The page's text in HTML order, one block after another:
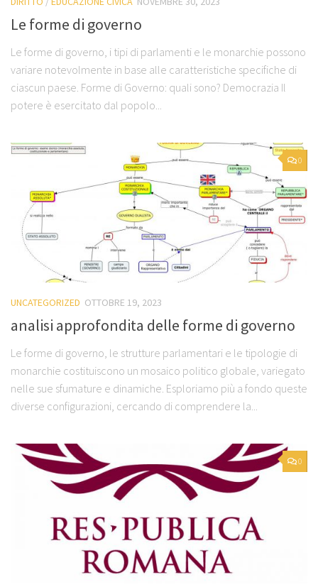
Le forme di governo
Le forme di governo, i tipi di parlamenti e le monarchie possono
variare notevolmente in base alle caratteristiche specifiche di
ciascun paese. Forme di Governo: quali sono? Democrazia Il
potere è esercitato dal popolo...
0
UNCATEGORIZED OTTOBRE 19, 2023
analisi approfondita delle forme di governo
Le forme di governo, le strutture parlamentari e le tipologie di
monarchie costituiscono un mosaico politico globale, variegato
nelle sue sfumature e dinamiche. Esploriamo più a fondo queste
diverse configurazioni, cercando di comprendere la...
0